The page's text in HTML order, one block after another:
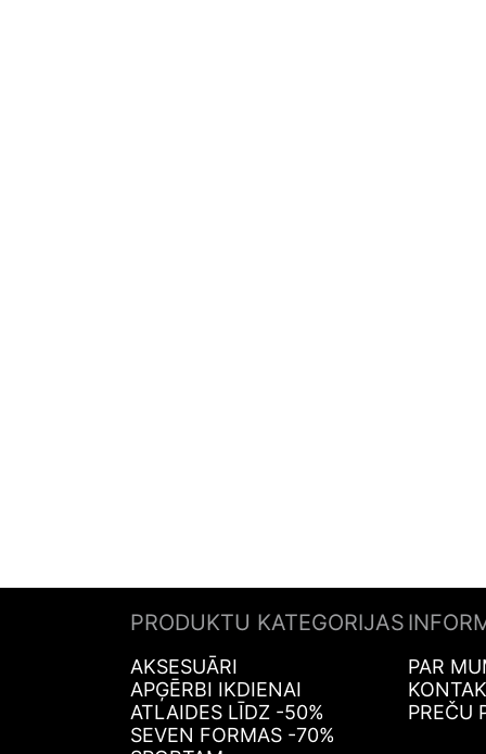
PRODUKTU KATEGORIJAS
AKSESUĀRI
APĢĒRBI IKDIENAI
ATLAIDES LĪDZ -50%
SEVEN FORMAS -70%
PAR
PREČU